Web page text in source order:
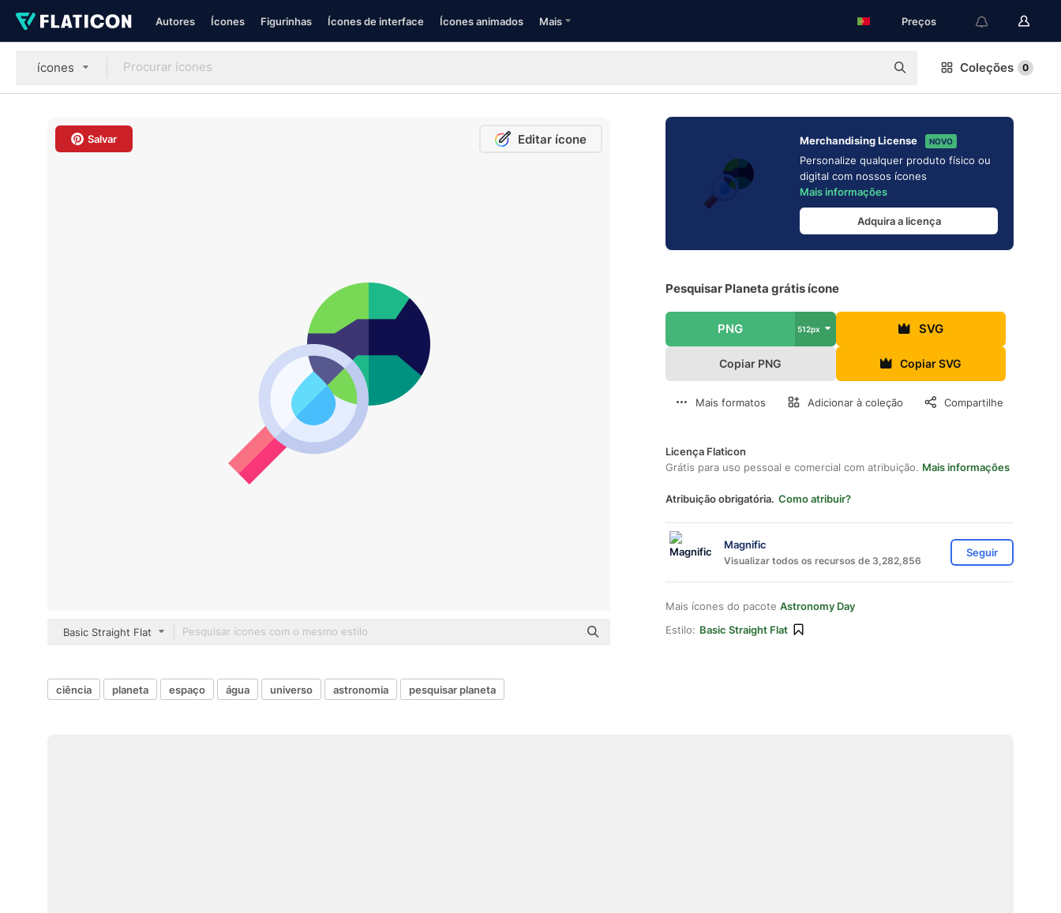
Autores Ícones Figurinhas Ícones de interface Ícones animados Mais Preços
ícones Coleções 0
Salvar Editar ícone
Basic Straight Flat
Merchandising License NOVO
Personalize qualquer produto físico ou
digital com nossos ícones
Mais informações
Adquira a licença
Pesquisar Planeta grátis ícone
PNG 512px SVG
Copiar PNG Copiar SVG
Mais formatos Adicionar à coleção Compartilhe
Licença Flaticon
Grátis para uso pessoal e comercial com atribuição. Mais informações
Atribuição obrigatória. Como atribuir?
Magnific
Visualizar todos os recursos de 3,282,856
Seguir
Mais ícones do pacote Astronomy Day
Estilo: Basic Straight Flat
ciência planeta espaço água universo astronomia pesquisar planeta